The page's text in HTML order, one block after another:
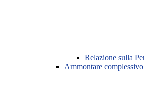
Relazione sulla
Ammontare